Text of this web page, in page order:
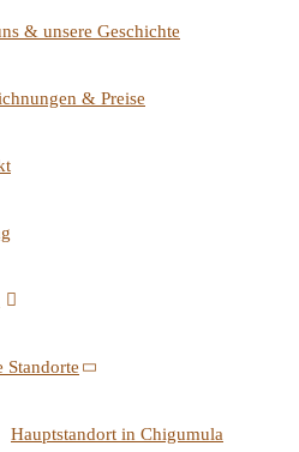
& unsere Geschichte
& Preise
Standorte
Hauptstandort in Chigumula